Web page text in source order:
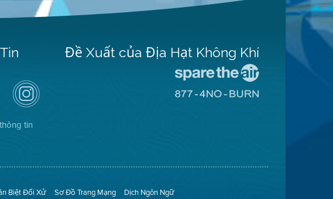
Air
District
on
Instagram
tin
Đề Xuất của Địa Hạt Không Khí
Trang
Không
(Không
Biệt Đối Xử Sơ Đồ Trang Mạng Dịch Ngôn Ngữ